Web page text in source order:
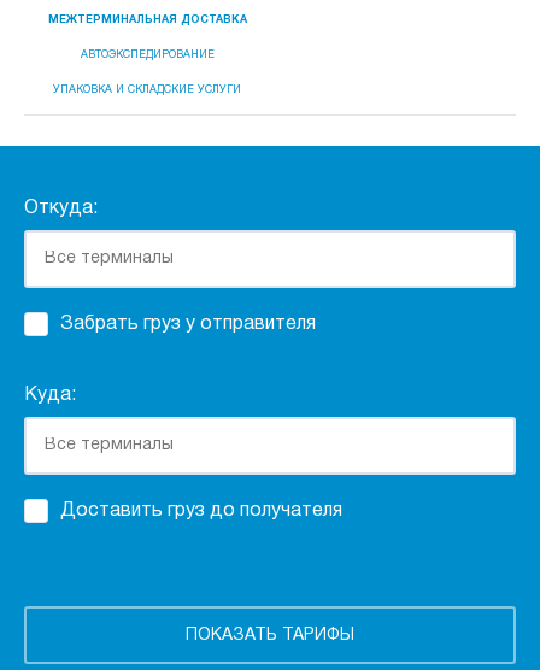
МЕЖТЕРМИНАЛЬНАЯ ДОСТАВКА
АВТОЭКСПЕДИРОВАНИЕ
УПАКОВКА И СКЛАДСКИЕ УСЛУГИ
Откуда:
Забрать груз у отправителя
Куда:
Доставить груз до получателя